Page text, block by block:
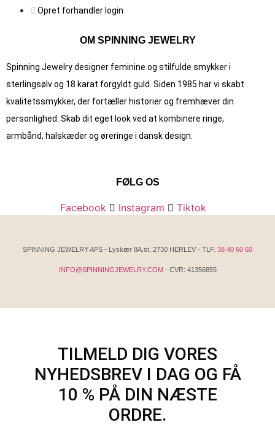
Opret forhandler login
OM SPINNING JEWELRY
Spinning Jewelry designer feminine og stilfulde smykker i
sterlingsølv og 18 karat forgyldt guld. Siden 1985 har vi skabt
kvalitets­smykker, der fortæller historier og fremhæver din
personlighed. Skab dit eget look ved at kombinere ringe,
armbånd, halskæder og øreringe i dansk design.
FØLG OS
Facebook Instagram Tiktok
SPINNING JEWELRY APS - Lyskær 8A.st, 2730 HERLEV - TLF. 38 40 60 60
INFO@SPINNINGJEWELRY.COM - CVR: 41356855
TILMELD DIG VORES
NYHEDSBREV I DAG OG FÅ
10 % PÅ DIN NÆSTE
ORDRE.